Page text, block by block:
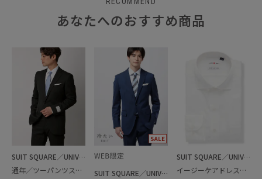
あなたへのおすすめ商品
SUIT SQUARE／UNIVERSAL LANGUAGE
通年／ツーパンツスーツ
SUIT SQUARE／UNIVERSAL LANGUAGE
SUIT SQUARE／UNIVERSAL LANGUAGE
イージーケアドレスシャツ